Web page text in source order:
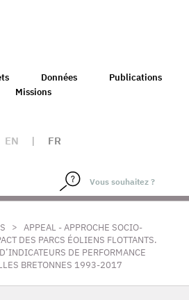
Données
Publications
Missions
EN | FR
> APPEAL - APPROCHE SOCIO-
DES PARCS ÉOLIENS FLOTTANTS.
DE PERFORMANCE
BRETONNES 1993-2017